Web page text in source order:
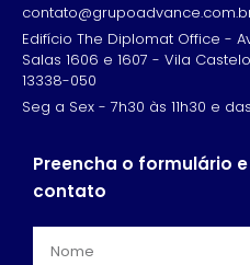
Edifício The Diplomat Office -
Salas 1606 e 1607 - Vila
13338-050
Seg a Sex - 7h30 às 11h30 e
Preencha o formulário
contato